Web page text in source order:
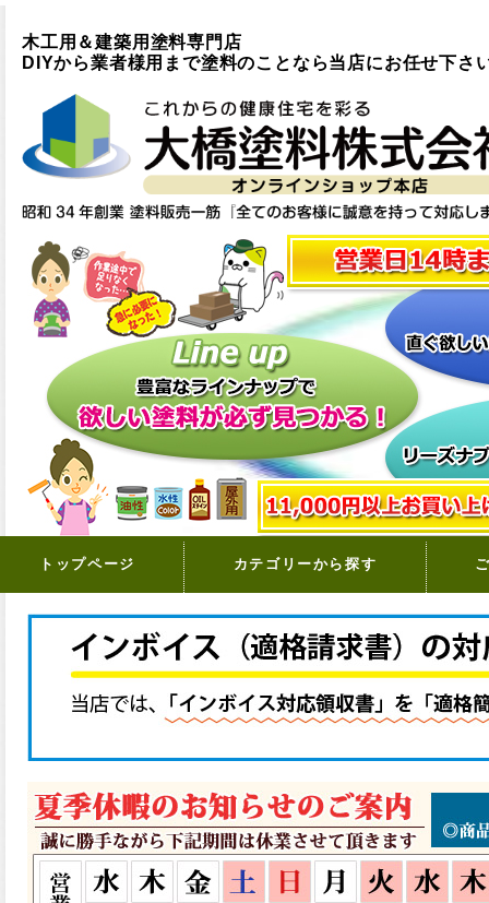
木工用＆建築用塗料専門店
DIYから業者様用まで塗料のことなら当店にお任せ下さ
トップページ カテゴリーから探す